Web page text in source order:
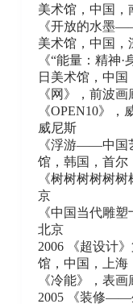
美术馆，中国，
《开放的水墨
美术馆，中国，
《“能量：精神
日美术馆，中国
《网》，前波
《OPEN10》，
威尼斯
《浮游——中国
馆，韩国，首尔
《树树树树树
京
《中国当代雕
北京
2006 《超设计
馆，中国，上海
《冷能》，表
2005 《装修——